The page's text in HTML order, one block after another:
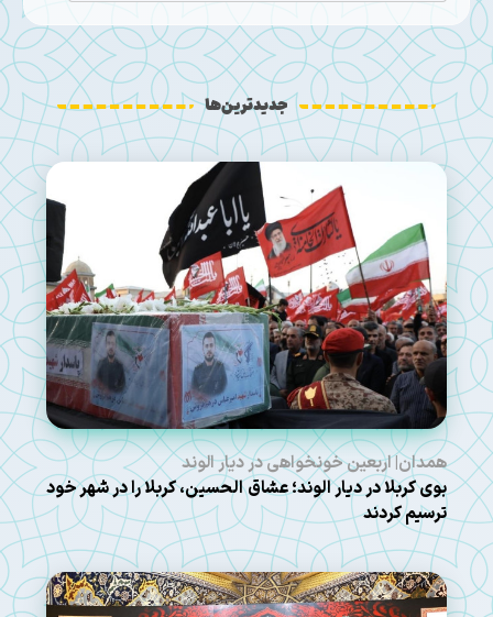
جدیدترین‌ها
همدان| اربعین خونخواهی در دیار الوند
بوی کربلا در دیار الوند؛ عشاق الحسین، کربلا را در شهر خود
ترسیم کردند